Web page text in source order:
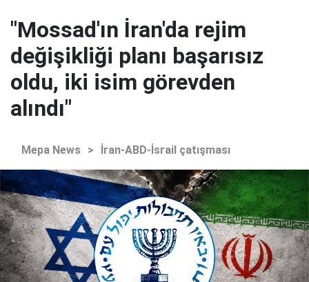
"Mossad'ın İran'da rejim
değişikliği planı başarısız
oldu, iki isim görevden
alındı"
Mepa News > İran-ABD-İsrail çatışması